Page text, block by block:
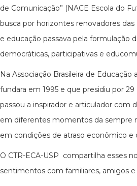
de Comunicação” (NACE Escola do
busca por horizontes renovadores
e educação passava pela formulação
democráticas, participativas e
Na Associação Brasileira de Educação
fundara em 1995 e que presidiu por
passou a inspirador e articulador com
em diferentes momentos da sempre
em condições de atraso econômico e
O CTR-ECA-USP compartilha esses
sentimentos com familiares, amigos e